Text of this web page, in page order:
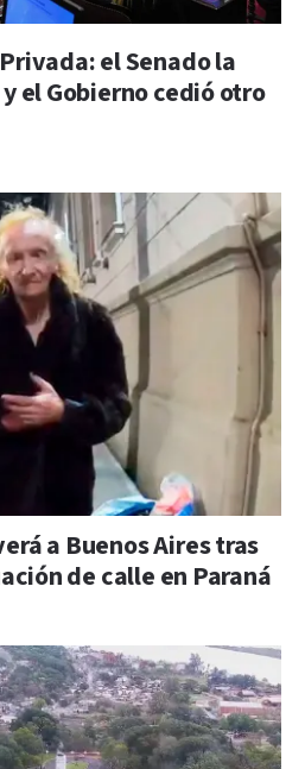
el Senado la
el Gobierno cedió otro
a Buenos Aires tras
de calle en Paraná